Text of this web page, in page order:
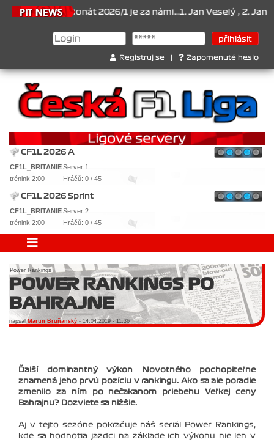
Šampionát 2026/1 je za námi...1. Jan Veselý , 2. Jan
Registruj se Zapomenuté heslo
CF1L 2026 A
CF1L_BRITANIEServer 1
trénink 2:00
Hráčů: 0 / 45
CF1L 2026 Sprint
CF1L_BRITANIEServer 2
trénink 2:00
Hráčů: 0 / 45
Power Rankings
POWER RANKINGS PO
BAHRAJNE
napsalMartin Bruňanský - 14.04.2019 - 11:36
Ďalší dominantný výkon Novotného pochopiteľne
znamená jeho prvú pozíciu v rankingu. Ako sa ale poradie
zmenilo za ním po nečakanom priebehu Veľkej ceny
Bahrajnu? Dozviete sa nižšie.
Aj v tejto sezóne pokračuje náš seriál Power Rankings,
kde sa hodnotia jazdci na základe ich výkonu nie len v